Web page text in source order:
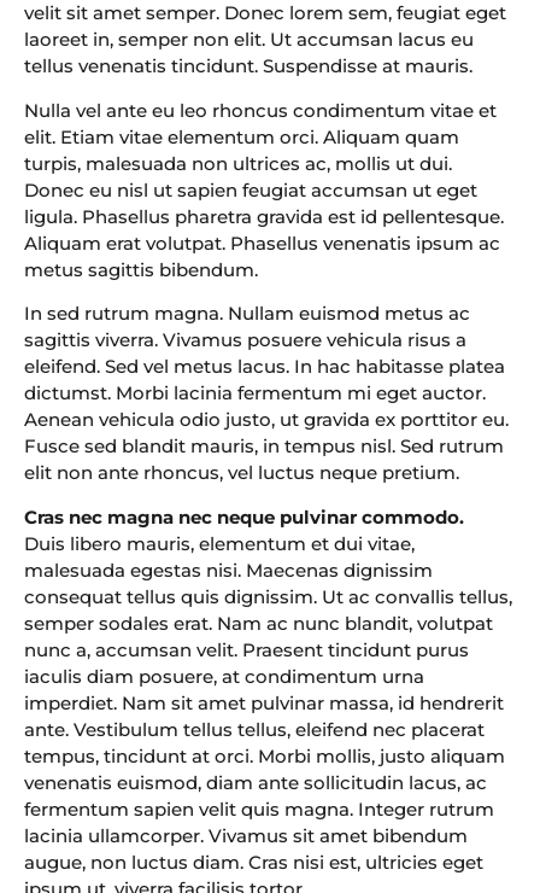
velit sit amet semper. Donec lorem sem, feugiat eget
laoreet in, semper non elit. Ut accumsan lacus eu
tellus venenatis tincidunt. Suspendisse at mauris.
Nulla vel ante eu leo rhoncus condimentum vitae et
elit. Etiam vitae elementum orci. Aliquam quam
turpis, malesuada non ultrices ac, mollis ut dui.
Donec eu nisl ut sapien feugiat accumsan ut eget
ligula. Phasellus pharetra gravida est id pellentesque.
Aliquam erat volutpat. Phasellus venenatis ipsum ac
metus sagittis bibendum.
In sed rutrum magna. Nullam euismod metus ac
sagittis viverra. Vivamus posuere vehicula risus a
eleifend. Sed vel metus lacus. In hac habitasse platea
dictumst. Morbi lacinia fermentum mi eget auctor.
Aenean vehicula odio justo, ut gravida ex porttitor eu.
Fusce sed blandit mauris, in tempus nisl. Sed rutrum
elit non ante rhoncus, vel luctus neque pretium.
Cras nec magna nec neque pulvinar commodo.
Duis libero mauris, elementum et dui vitae,
malesuada egestas nisi. Maecenas dignissim
consequat tellus quis dignissim. Ut ac convallis tellus,
semper sodales erat. Nam ac nunc blandit, volutpat
nunc a, accumsan velit. Praesent tincidunt purus
iaculis diam posuere, at condimentum urna
imperdiet. Nam sit amet pulvinar massa, id hendrerit
ante. Vestibulum tellus tellus, eleifend nec placerat
tempus, tincidunt at orci. Morbi mollis, justo aliquam
venenatis euismod, diam ante sollicitudin lacus, ac
fermentum sapien velit quis magna. Integer rutrum
lacinia ullamcorper. Vivamus sit amet bibendum
augue, non luctus diam. Cras nisi est, ultricies eget
ipsum ut, viverra facilisis tortor.